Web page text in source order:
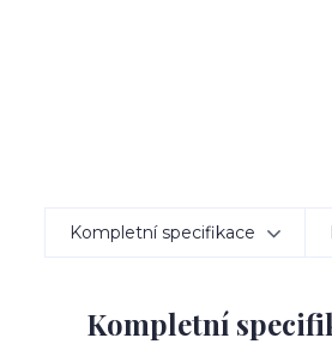
Kompletní specifikace
Kompletní